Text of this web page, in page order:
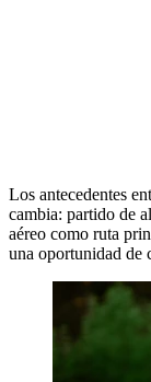
Los antecedentes
cambia: partido de
aéreo como ruta
una oportunidad de